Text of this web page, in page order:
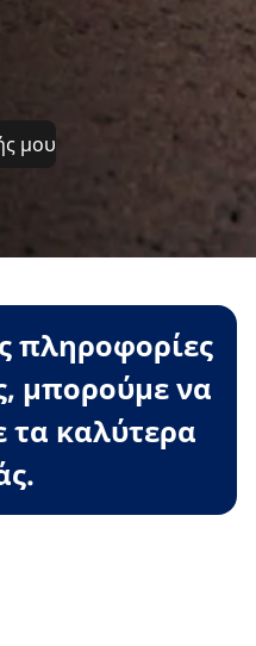
μου
πληροφορίες
μπορούμε να
τα καλύτερα